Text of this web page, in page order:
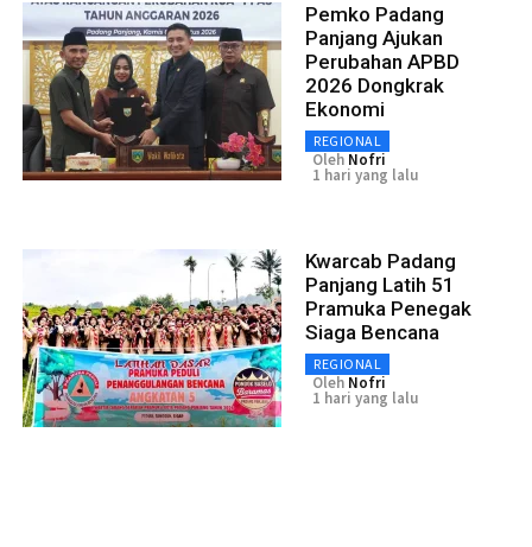
Pemko Padang
Panjang Ajukan
Perubahan APBD
2026 Dongkrak
Ekonomi
REGIONAL
Oleh Nofri
1 hari yang lalu
Kwarcab Padang
Panjang Latih 51
Pramuka Penegak
Siaga Bencana
REGIONAL
Oleh Nofri
1 hari yang lalu